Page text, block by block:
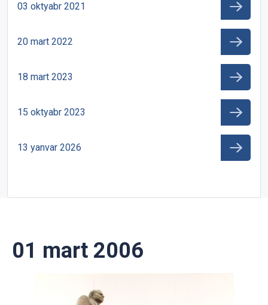
03 oktyabr 2021
20 mart 2022
18 mart 2023
15 oktyabr 2023
13 yanvar 2026
01 mart 2006